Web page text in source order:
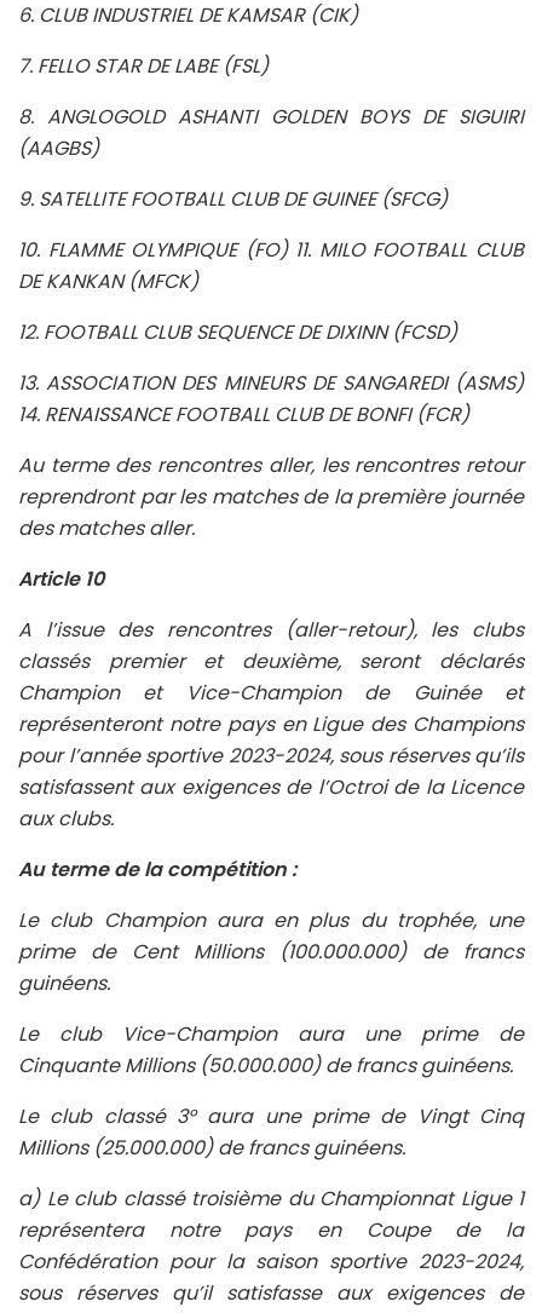
6. CLUB INDUSTRIEL DE KAMSAR (CIK)
7. FELLO STAR DE LABE (FSL)
8. ANGLOGOLD ASHANTI GOLDEN BOYS DE SIGUIRI
(AAGBS)
9. SATELLITE FOOTBALL CLUB DE GUINEE (SFCG)
10. FLAMME OLYMPIQUE (FO) 11. MILO FOOTBALL CLUB
DE KANKAN (MFCK)
12. FOOTBALL CLUB SEQUENCE DE DIXINN (FCSD)
13. ASSOCIATION DES MINEURS DE SANGAREDI (ASMS)
14. RENAISSANCE FOOTBALL CLUB DE BONFI (FCR)
Au terme des rencontres aller, les rencontres retour
reprendront par les matches de la première journée
des matches aller.
Article 10
A l’issue des rencontres (aller-retour), les clubs
classés premier et deuxième, seront déclarés
Champion et Vice-Champion de Guinée et
représenteront notre pays en Ligue des Champions
pour l’année sportive 2023-2024, sous réserves qu’ils
satisfassent aux exigences de l’Octroi de la Licence
aux clubs.
Au terme de la compétition :
Le club Champion aura en plus du trophée, une
prime de Cent Millions (100.000.000) de francs
guinéens.
Le club Vice-Champion aura une prime de
Cinquante Millions (50.000.000) de francs guinéens.
Le club classé 3° aura une prime de Vingt Cinq
Millions (25.000.000) de francs guinéens.
a) Le club classé troisième du Championnat Ligue 1
représentera notre pays en Coupe de la
Confédération pour la saison sportive 2023-2024,
sous réserves qu’il satisfasse aux exigences de